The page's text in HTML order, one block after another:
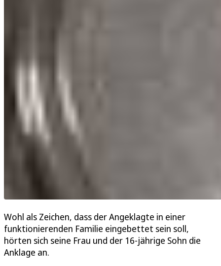
Wohl als Zeichen, dass der Angeklagte in einer
funktionierenden Familie eingebettet sein soll,
hörten sich seine Frau und der 16-jährige Sohn die
Anklage an.